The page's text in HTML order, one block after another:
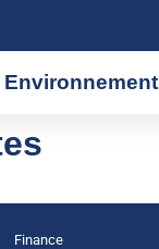
Environnement
Finance